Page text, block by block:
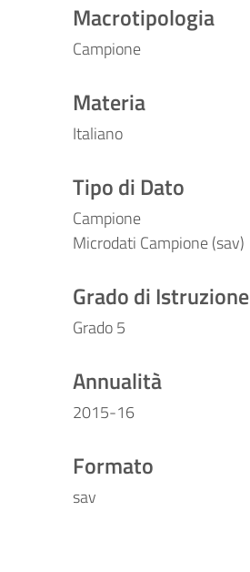
Macrotipologia
Campione
Materia
Italiano
Tipo di Dato
Campione
Microdati Campione (sav)
Grado di Istruzione
Grado 5
Annualità
2015-16
Formato
sav